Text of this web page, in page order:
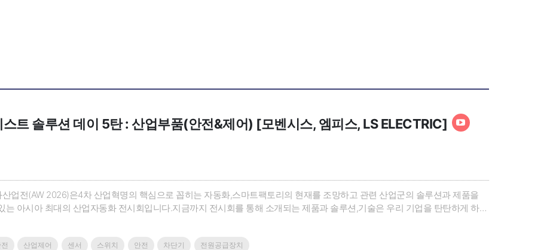
트 솔루션 데이 5탄 : 산업부품(안전&제어) [모벤시스, 엠피스, LS ELECTRIC]
업전(AW 2026)은4차 산업혁명의 핵심으로 꼽히는 자동화,스마트팩토리의 현재를 조망하고 관련 산업군의 솔루션과 제품을
는 아시아 최대의 산업자동화 전시회입니다.지금까지 전시회를 통해 소개되는 제품과 솔루션,기술은 우리 기업을 탄탄하게 하고
산업제어 센서 스위치 안전 차단기 전원공급장치